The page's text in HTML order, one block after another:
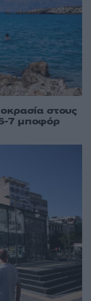
στους
7 μποφόρ